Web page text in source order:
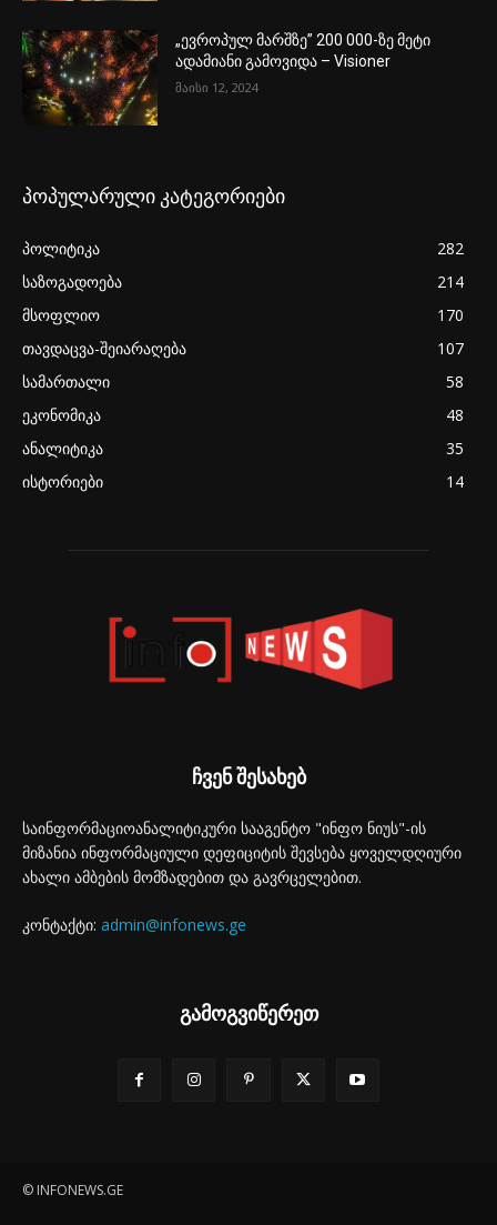
„ევროპულ მარშზე” 200 000-ზე მეტი
ადამიანი გამოვიდა – Visioner
მაისი 12, 2024
პოპულარული კატეგორიები
პოლიტიკა
282
საზოგადოება
214
მსოფლიო
170
თავდაცვა-შეიარაღება
107
სამართალი
58
ეკონომიკა
48
ანალიტიკა
35
ისტორიები
14
ჩვენ შესახებ
საინფორმაციოანალიტიკური სააგენტო "ინფო ნიუს"-ის
მიზანია ინფორმაციული დეფიციტის შევსება ყოველდღიური
ახალი ამბების მომზადებით და გავრცელებით.
კონტაქტი: admin@infonews.ge
გამოგვიწერეთ
© INFONEWS.GE